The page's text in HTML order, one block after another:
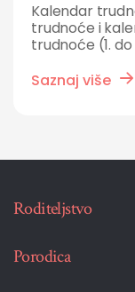
Kalendar
trudnoće i
trudnoće (1.
Saznaj više
Roditeljstvo
Porodica